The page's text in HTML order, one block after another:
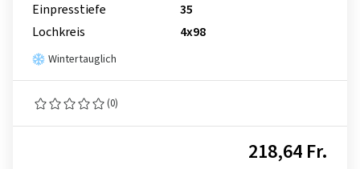
Einpresstiefe
35
Lochkreis
4x98
Wintertauglich
(0)
218,64 Fr.